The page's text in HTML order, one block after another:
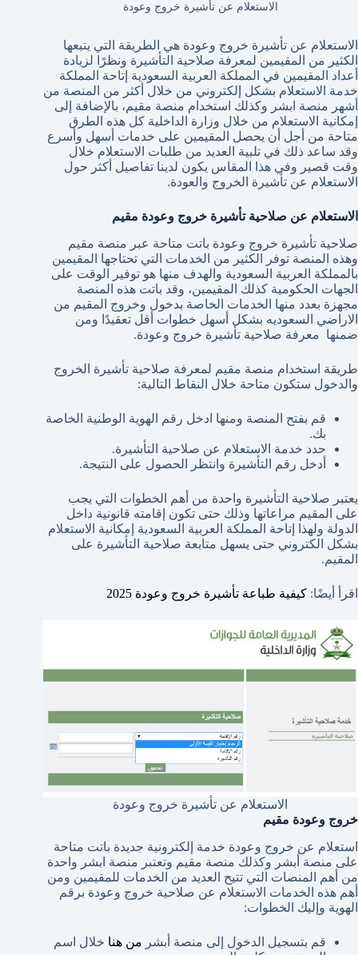
الاستعلام عن تأشيرة خروج وعودة
الاستعلام عن تأشيرة خروج وعودة هي الطريقة التي يتبعها
الكثير من المقيمين لمعرفة صلاحية التأشيرة ونظرًا لزيادة
أعداد المقيمين في المملكة العربية السعودية إتاحة المملكة
خدمة الاستعلام بشكل إلكتروني من خلال أكثر من المنصة من
أشهر منصة ابشر وكذلك استخدام منصة مقيم، بالإضافة إلى
إمكانية الاستعلام من خلال وزارة الداخلية كل هذه الطرق
متاحة من أجل أن يحصل المقيمين على خدمات أسهل وأسرع
وقد ساعد ذلك في تلبية العديد من طلبات الاستعلام خلال
وقت قصير وفي هذا المقاس يكون لدينا تفاصيل أكثر حول
الاستعلام عن تأشيرة الخروج والعودة.
الاستعلام عن صلاحية تأشيرة خروج وعودة مقيم
صلاحية تأشيرة خروج وعودة باتت متاحة عبر منصة مقيم
وهذه المنصة توفر الكثير من الخدمات التي تحتاجها المقيمين
بالمملكة العربية السعودية والهدف منها هو توفير الوقت على
الجهات الحكومية كذلك المقيمين، وقد باتت هذه المنصة
مجهزة بعدد منها الخدمات الخاصة بدخول وخروج المقيم من
الاراضي السعوديه بشكل أسهل خطوات أقل تعقيدًا ومن
ضمنها معرفة صلاحية تأشيرة خروج وعودة.
طريقة استخدام منصة مقيم لمعرفة صلاحية تأشيرة الخروج
والدخول ستكون متاحة خلال النقاط التالية:
قم بفتح المنصة ومنها ادخل رقم الهوية الوطنية الخاصة
بك.
حدد خدمة الاستعلام عن صلاحية التأشيرة.
أدخل رقم التأشيرة وانتظر الحصول على النتيجة.
يعتبر صلاحية التأشيرة واحدة من أهم الخطوات التي يجب
على المقيم مراعاتها وذلك حتى تكون إقامته قانونية داخل
الدولة ولهذا إتاحة المملكة العربية السعودية إمكانية الاستعلام
بشكل الكتروني حتى يسهل متابعة صلاحية التأشيرة على
المقيم.
اقرأ أيضًا: كيفية طباعة تأشيرة خروج وعودة 2025
الاستعلام عن تأشيرة خروج وعودة
خروج وعودة مقيم
استعلام عن خروج وعودة خدمة إلكترونية جديدة باتت متاحة
على منصة أبشر وكذلك منصة مقيم وتعتبر منصة ابشر واحدة
من أهم المنصات التي تتيح العديد من الخدمات للمقيمين ومن
أهم هذه الخدمات الاستعلام عن صلاحية خروج وعودة برقم
الهوية وإليك الخطوات:
قم بتسجيل الدخول إلى منصة أبشر من هنا خلال اسم